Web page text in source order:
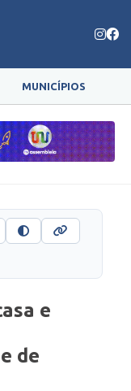
MUNICÍPIOS
e
de